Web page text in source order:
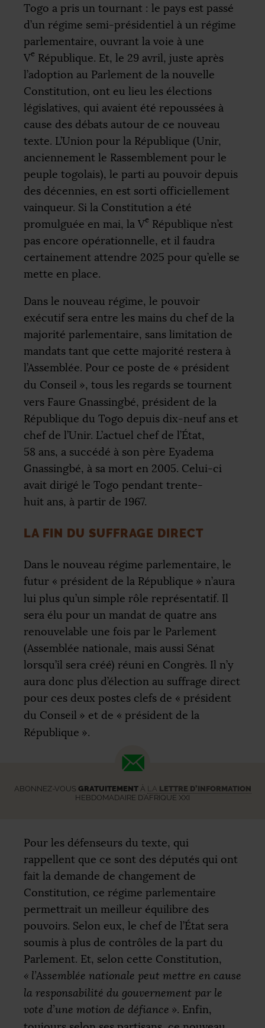
Togo a pris un tournant : le pays est passé
d’un régime semi-présidentiel à un régime
parlementaire, ouvrant la voie à une
Ve République. Et, le 29 avril, juste après
l’adoption au Parlement de la nouvelle
Constitution, ont eu lieu les élections
législatives, qui avaient été repoussées à
cause des débats autour de ce nouveau
texte. L’Union pour la République (Unir,
anciennement le Rassemblement pour le
peuple togolais), le parti au pouvoir depuis
des décennies, en est sorti officiellement
vainqueur. Si la Constitution a été
promulguée en mai, la Ve République n’est
pas encore opérationnelle, et il faudra
certainement attendre 2025 pour qu’elle se
mette en place.
Dans le nouveau régime, le pouvoir
exécutif sera entre les mains du chef de la
majorité parlementaire, sans limitation de
mandats tant que cette majorité restera à
l’Assemblée. Pour ce poste de « président
du Conseil », tous les regards se tournent
vers Faure Gnassingbé, président de la
République du Togo depuis dix-neuf ans et
chef de l’Unir. L’actuel chef de l’État,
58 ans, a succédé à son père Eyadema
Gnassingbé, à sa mort en 2005. Celui-ci
avait dirigé le Togo pendant trente-
huit ans, à partir de 1967.
LA FIN DU SUFFRAGE DIRECT
Dans le nouveau régime parlementaire, le
futur « président de la République » n’aura
lui plus qu’un simple rôle représentatif. Il
sera élu pour un mandat de quatre ans
renouvelable une fois par le Parlement
(Assemblée nationale, mais aussi Sénat
lorsqu’il sera créé) réuni en Congrès. Il n’y
aura donc plus d’élection au suffrage direct
pour ces deux postes clefs de « président
du Conseil » et de « président de la
République ».
ABONNEZ-VOUS GRATUITEMENTÀ LA LETTRE D’INFORMATION
HEBDOMADAIRE D’AFRIQUE XXI
Pour les défenseurs du texte, qui
rappellent que ce sont des députés qui ont
fait la demande de changement de
Constitution, ce régime parlementaire
permettrait un meilleur équilibre des
pouvoirs. Selon eux, le chef de l’État sera
soumis à plus de contrôles de la part du
Parlement. Et, selon cette Constitution,
« l’Assemblée nationale peut mettre en cause
la responsabilité du gouvernement par le
vote d’une motion de défiance ». Enfin,